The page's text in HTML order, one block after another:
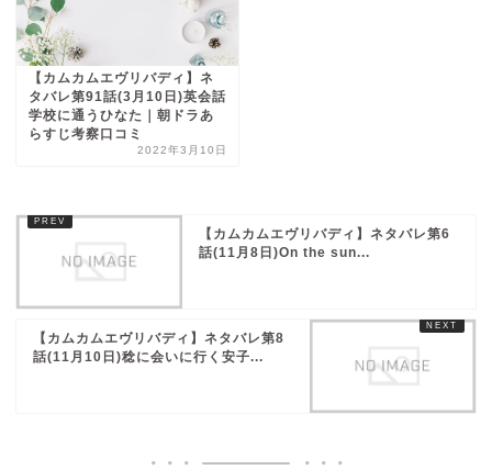
【カムカムエヴリバディ】ネ
タバレ第91話(3月10日)英会話
学校に通うひなた｜朝ドラあ
らすじ考察口コミ
2022年3月10日
【カムカムエヴリバディ】ネタバレ第6
話(11月8日)On the sun...
【カムカムエヴリバディ】ネタバレ第8
話(11月10日)稔に会いに行く安子...